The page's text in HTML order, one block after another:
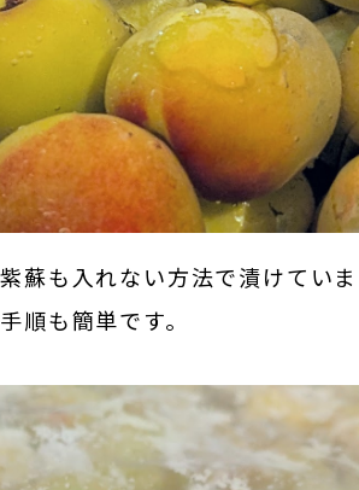
蘇も入れない方法で漬けてい
順も簡単です。